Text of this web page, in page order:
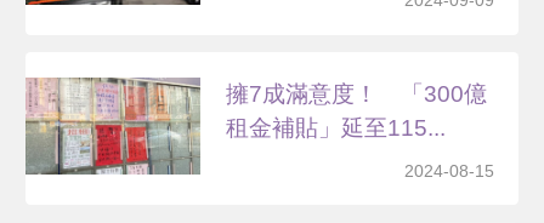
擁7成滿意度！ 「300億
租金補貼」延至115...
2024-08-15